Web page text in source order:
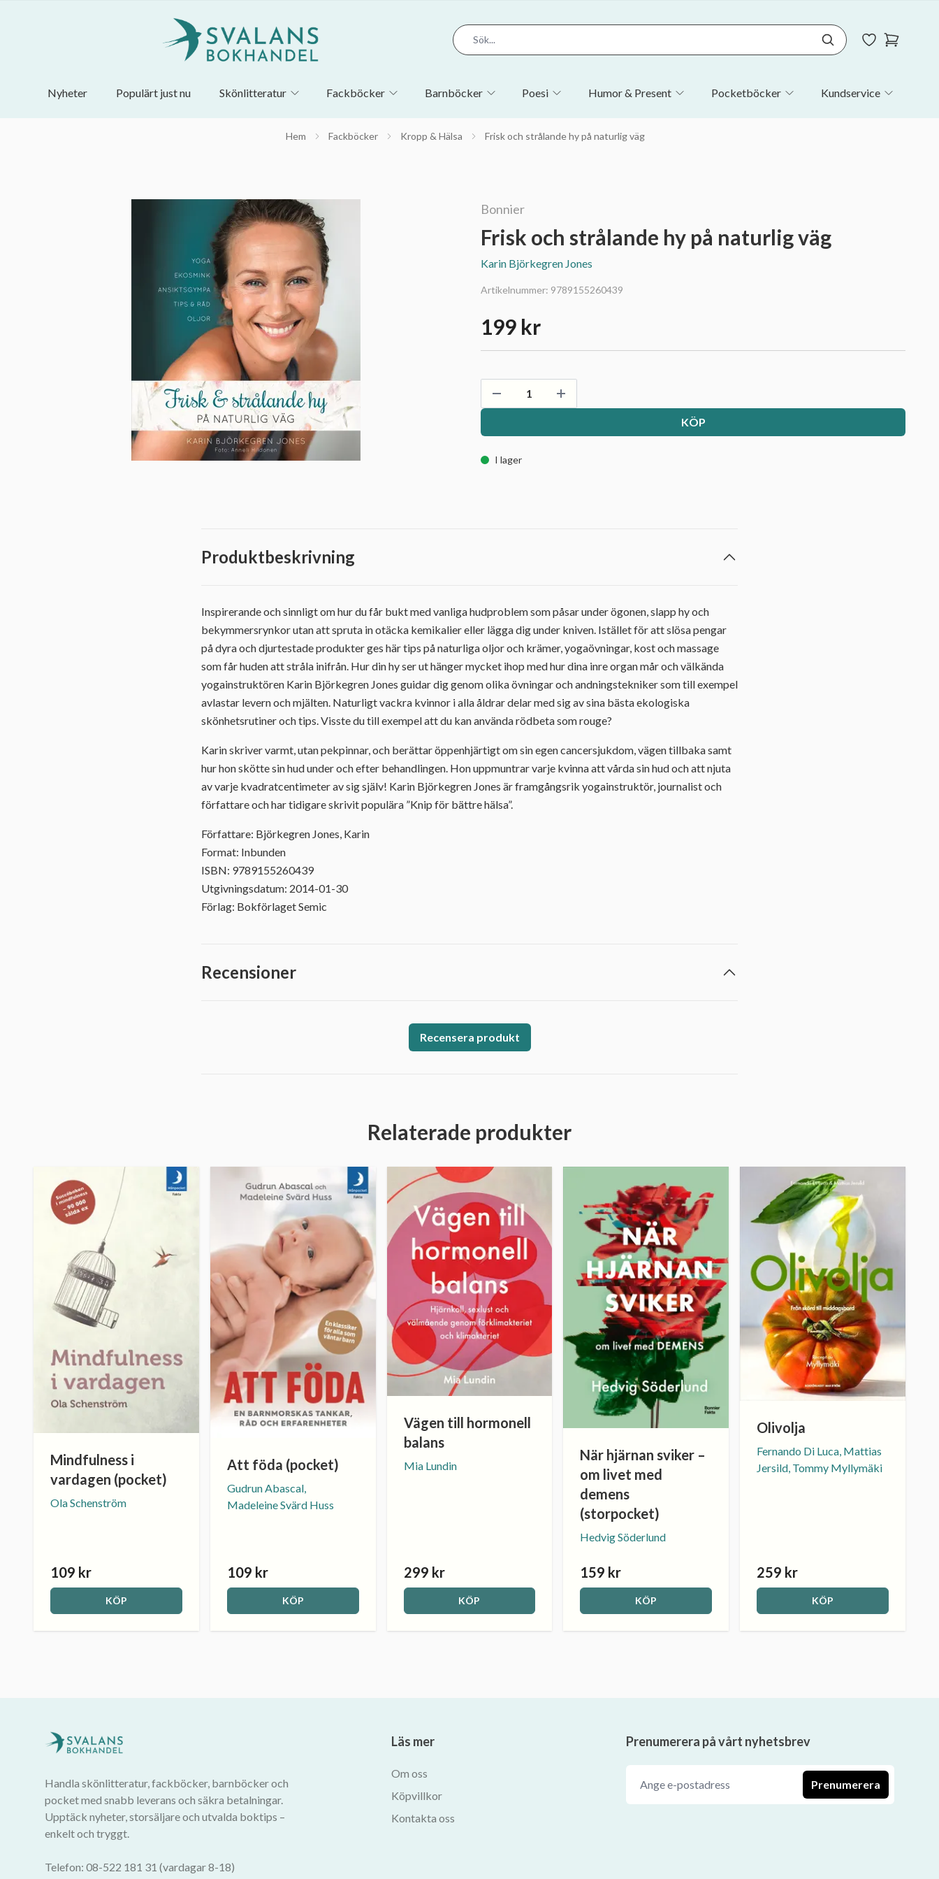
Nyheter Populärt just nu Skönlitteratur Fackböcker Barnböcker Poesi Humor & Present Pocketböcker Kundservice
Hem Fackböcker Kropp & Hälsa Frisk och strålande hy på naturlig väg
Bonnier
Frisk och strålande hy på naturlig väg
Karin Björkegren Jones
Artikelnummer: 9789155260439
199 kr
KÖP
I lager
Produktbeskrivning
Inspirerande och sinnligt om hur du får bukt med vanliga hudproblem som påsar under ögonen, slapp hy och
bekymmersrynkor utan att spruta in otäcka kemikalier eller lägga dig under kniven. Istället för att slösa pengar
på dyra och djurtestade produkter ges här tips på naturliga oljor och krämer, yogaövningar, kost och massage
som får huden att stråla inifrån. Hur din hy ser ut hänger mycket ihop med hur dina inre organ mår och välkända
yogainstruktören Karin Björkegren Jones guidar dig genom olika övningar och andningstekniker som till exempel
avlastar levern och mjälten. Naturligt vackra kvinnor i alla åldrar delar med sig av sina bästa ekologiska
skönhetsrutiner och tips. Visste du till exempel att du kan använda rödbeta som rouge?
Karin skriver varmt, utan pekpinnar, och berättar öppenhjärtigt om sin egen cancersjukdom, vägen tillbaka samt
hur hon skötte sin hud under och efter behandlingen. Hon uppmuntrar varje kvinna att vårda sin hud och att njuta
av varje kvadratcentimeter av sig själv! Karin Björkegren Jones är framgångsrik yogainstruktör, journalist och
författare och har tidigare skrivit populära ”Knip för bättre hälsa”.
Författare: Björkegren Jones, Karin
Format: Inbunden
ISBN: 9789155260439
Utgivningsdatum: 2014-01-30
Förlag: Bokförlaget Semic
Recensioner
Recensera produkt
Relaterade produkter
Mindfulness i
vardagen (pocket)
Ola Schenström
109 kr
KÖP
Att föda (pocket)
Gudrun Abascal,
Madeleine Svärd Huss
109 kr
KÖP
Vägen till hormonell
balans
Mia Lundin
299 kr
KÖP
När hjärnan sviker –
om livet med
demens
(storpocket)
Hedvig Söderlund
159 kr
KÖP
Olivolja
Fernando Di Luca, Mattias
Jersild, Tommy Myllymäki
259 kr
KÖP
Handla skönlitteratur, fackböcker, barnböcker och
pocket med snabb leverans och säkra betalningar.
Upptäck nyheter, storsäljare och utvalda boktips –
enkelt och tryggt.
Telefon: 08-522 181 31 (vardagar 8-18)
Läs mer
Om oss
Köpvillkor
Kontakta oss
Prenumerera på vårt nyhetsbrev
Prenumerera